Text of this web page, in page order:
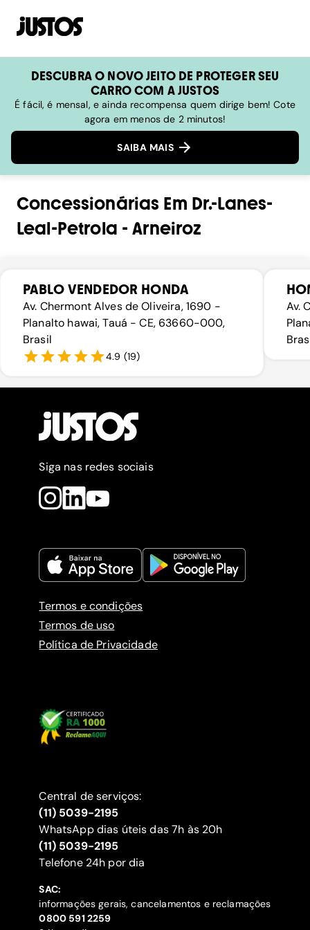
DESCUBRA O NOVO JEITO DE PROTEGER SEU
CARRO COM A JUSTOS
É fácil, é mensal, e ainda recompensa quem dirige bem! Cote
agora em menos de 2 minutos!
SAIBA MAIS
Concessionárias Em Dr.-Lanes-
Leal-Petrola -Arneiroz
PABLO VENDEDOR HONDA
Av. Chermont Alves de Oliveira, 1690 -
Planalto hawai, Tauá - CE, 63660-000,
Brasil
4.9 (19)
Av.
Siga nas redes sociais
Termos e condições
Termos de uso
Política de Privacidade
Central de serviços:
(11) 5039-2195
WhatsApp dias úteis das 7h às 20h
(11) 5039-2195
‍Telefone 24h por dia
SAC:
informações gerais, cancelamentos e reclamações
‍0800 591 2259